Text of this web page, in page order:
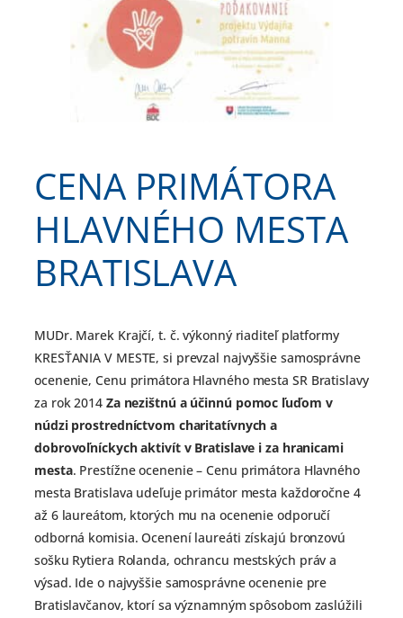
CENA PRIMÁTORA
HLAVNÉHO MESTA
BRATISLAVA
MUDr. Marek Krajčí, t. č. výkonný riaditeľ platformy
KRESŤANIA V MESTE, si prevzal najvyššie samosprávne
ocenenie, Cenu primátora Hlavného mesta SR Bratislavy
za rok 2014 Za nezištnú a účinnú pomoc ľuďom v
núdzi prostredníctvom charitatívnych a
dobrovoľníckych aktivít v Bratislave i za hranicami
mesta. Prestížne ocenenie – Cenu primátora Hlavného
mesta Bratislava udeľuje primátor mesta každoročne 4
až 6 laureátom, ktorých mu na ocenenie odporučí
odborná komisia. Ocenení laureáti získajú bronzovú
sošku Rytiera Rolanda, ochrancu mestských práv a
výsad. Ide o najvyššie samosprávne ocenenie pre
Bratislavčanov, ktorí sa významným spôsobom zaslúžili